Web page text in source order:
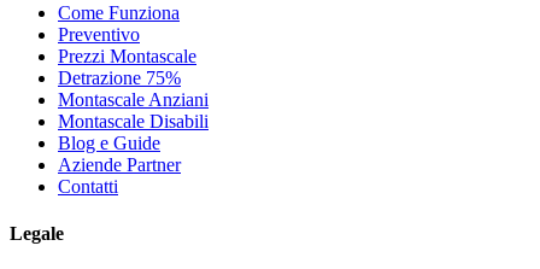
Come Funziona
Preventivo
Prezzi Montascale
Detrazione 75%
Montascale Anziani
Montascale Disabili
Blog e Guide
Aziende Partner
Contatti
Legale